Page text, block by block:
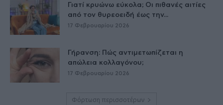
Γιατί κρυώνω εύκολα; Οι πιθανές αιτίες
από τον θυρεοειδή έως την...
17 Φεβρουαρίου 2026
Γήρανση: Πώς αντιμετωπίζεται η
απώλεια κολλαγόνου;
17 Φεβρουαρίου 2026
Φόρτωση περισσοτέρων